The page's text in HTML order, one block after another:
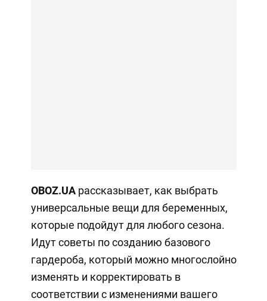
OBOZ.UAрассказывает, как выбрать
универсальные вещи для беременных,
которые подойдут для любого сезона.
Идут советы по созданию базового
гардероба, который можно многослойно
изменять и корректировать в
соответствии с изменениями вашего